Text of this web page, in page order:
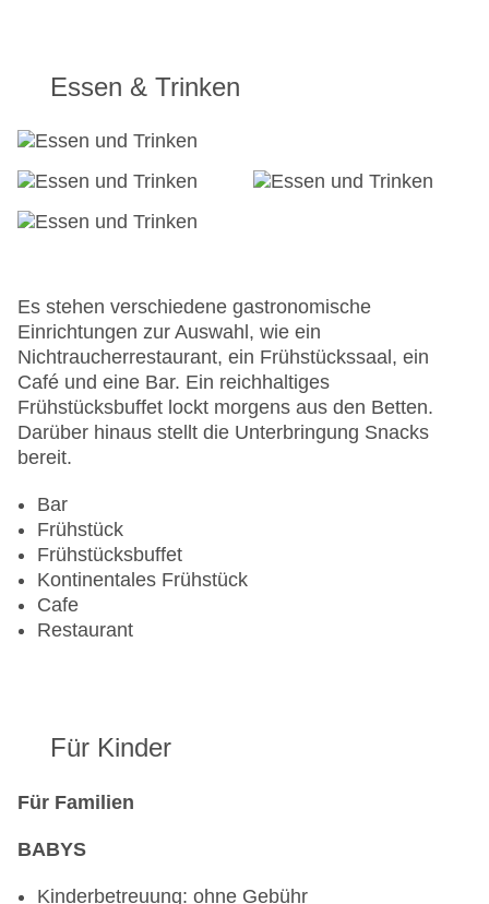
Konferenzraum
Garage
Hotelsafe
WLAN/WiFi im Hotel
Lift
Zimmerservice
Sonnenterrasse
Gesamtanzahl der Stockwerke: 3
Gesamtanzahl der Zimmer: 27
Zahlungsarten: American Express, Mastercard,
Visa
Landeskategorie: 4 Sterne
Essen & Trinken
Es stehen verschiedene gastronomische
Einrichtungen zur Auswahl, wie ein
Nichtraucherrestaurant, ein Frühstückssaal, ein
Café und eine Bar. Ein reichhaltiges
Frühstücksbuffet lockt morgens aus den Betten.
Darüber hinaus stellt die Unterbringung Snacks
bereit.
Bar
Frühstück
Frühstücksbuffet
Kontinentales Frühstück
Cafe
Restaurant
Für Kinder
Für Familien
BABYS
Kinderbetreuung: ohne Gebühr